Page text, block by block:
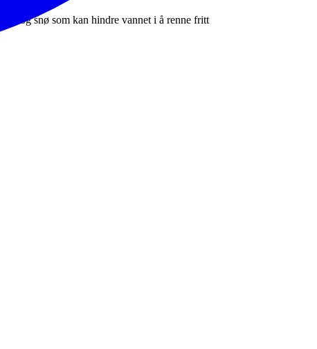
is og snø som kan hindre vannet i å renne fritt